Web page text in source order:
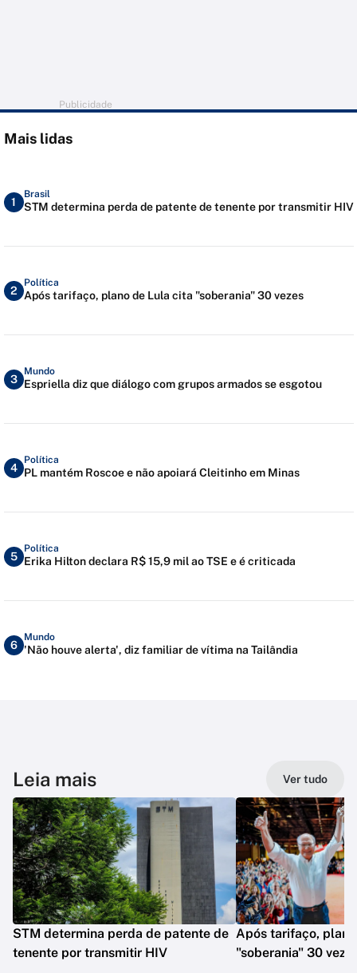
Publicidade
Mais lidas
1
Brasil
STM determina perda de patente de tenente por transmitir HIV
2
Política
Após tarifaço, plano de Lula cita "soberania" 30 vezes
3
Mundo
Espriella diz que diálogo com grupos armados se esgotou
4
Política
PL mantém Roscoe e não apoiará Cleitinho em Minas
5
Política
Erika Hilton declara R$ 15,9 mil ao TSE e é criticada
6
Mundo
'Não houve alerta', diz familiar de vítima na Tailândia
Leia mais Ver tudo
STM determina perda de patente de
tenente por transmitir HIV
Após tarifaço,
"soberania" 30